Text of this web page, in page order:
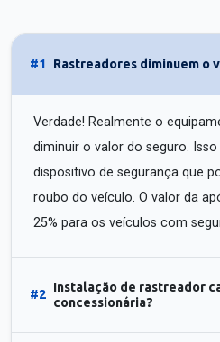
#1 Rastreadores diminuem o
Verdade! Realmente o
diminuir o valor do seguro.
dispositivo de segurança que
roubo do veículo. O valor da
25% para os veículos com
#2
Instalação de rastreador
concessionária?